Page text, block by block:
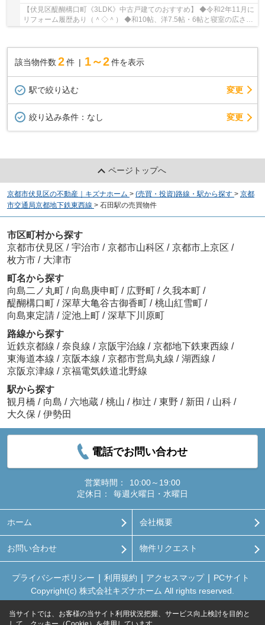
【伏見区醍醐構口町《3LDK》中古戸建てのおすすめ】 ◆令和2年11月に
リフォーム履歴あり（＾◇＾） ◆和10帖、洋7.5帖・6帖と寝室の広さに
該当物件数 2件 1～2 件を表示
駅で絞り込む 変更
絞り込み条件： なし 変更
ページトップへ
京都市伏見区の不動産｜キズナホーム > (売買・投資)路線・駅から探す > 京都
市交通局京都地下鉄東西線 > 石田駅の売買物件
市区町村から探す
京都市伏見区 / 宇治市 / 京都市山科区 / 京都市上京区 /
枚方市 / 大津市
町名から探す
向島二ノ丸町 / 向島庚申町 / 広野町 / 久我本町 /
醍醐構口町 / 深草大亀谷古御香町 / 桃山紅雪町 /
向島東定請 / 淀池上町 / 深草下川原町
路線から探す
近鉄京都線 / 奈良線 / 京阪宇治線 / 京都地下鉄東西線 /
東海道本線 / 京阪本線 / 京都市営烏丸線 / 湖西線 /
京阪京津線 / 京福電気鉄道北野線
駅から探す
観月橋 / 向島 / 六地蔵 / 桃山 / 椥辻 / 東野 / 新田 / 山科 /
大久保 / 伊勢田
電話でお問い合わせ
営業時間：
10:00～19:00
定休日：
毎週火曜日・水曜日
ホーム 会社概要
お問い合わせ 物件リクエスト
プライバシーポリシー 利用規約 アクセスマップ
PCサイト
Copyright(c) 株式会社キズナホーム All rights reserved.
当サイトでは、お客様の当サイト利用状況把握、サービス向上検討を目的と